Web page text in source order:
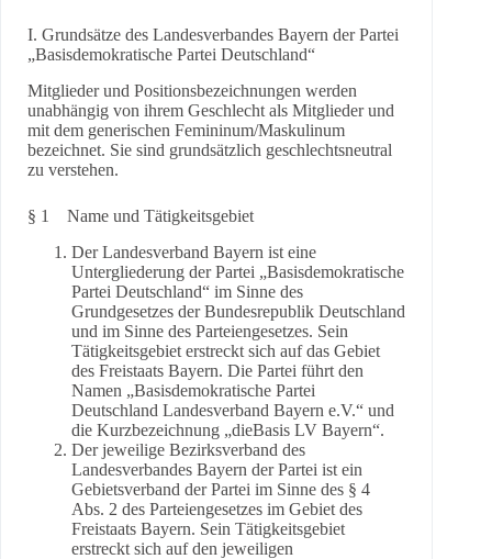
I. Grundsätze des Landesverbandes Bayern der Partei
„Basisdemokratische Partei Deutschland“
Mitglieder und Positionsbezeichnungen werden
unabhängig von ihrem Geschlecht als Mitglieder und
mit dem generischen Femininum/Maskulinum
bezeichnet. Sie sind grundsätzlich geschlechtsneutral
zu verstehen.
§ 1 Name und Tätigkeitsgebiet
Der Landesverband Bayern ist eine
Untergliederung der Partei „Basisdemokratische
Partei Deutschland“ im Sinne des
Grundgesetzes der Bundesrepublik Deutschland
und im Sinne des Parteiengesetzes. Sein
Tätigkeitsgebiet erstreckt sich auf das Gebiet
des Freistaats Bayern. Die Partei führt den
Namen „Basisdemokratische Partei
Deutschland Landesverband Bayern e.V.“ und
die Kurzbezeichnung „dieBasis LV Bayern“.
Der jeweilige Bezirksverband des
Landesverbandes Bayern der Partei ist ein
Gebietsverband der Partei im Sinne des § 4
Abs. 2 des Parteiengesetzes im Gebiet des
Freistaats Bayern. Sein Tätigkeitsgebiet
erstreckt sich auf den jeweiligen